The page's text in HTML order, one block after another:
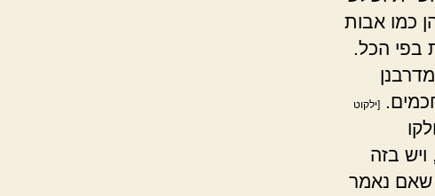
כמו אבות
בפי הכל.
[ילקוט
בזה
שאם נאמר